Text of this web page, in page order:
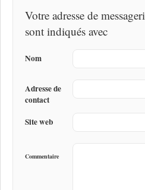
Votre adresse de
sont indiqués avec
Nom
Adresse de
contact
Site web
Commentaire